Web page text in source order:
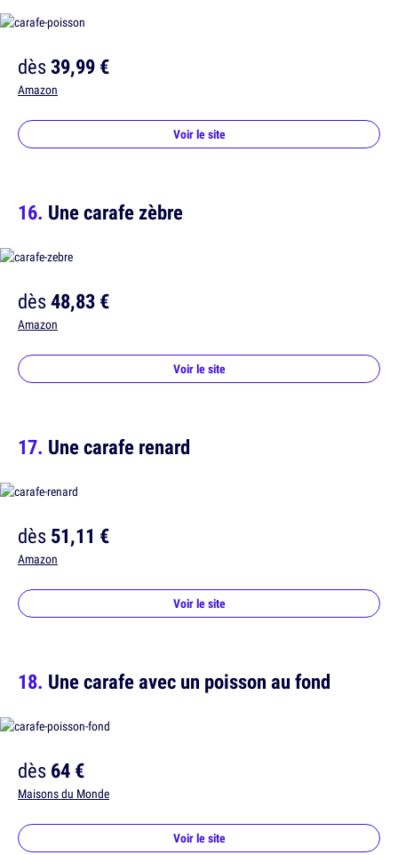
dès39,99 €
Amazon
Voir le site
Une carafe zèbre
dès48,83 €
Amazon
Voir le site
Une carafe renard
dès51,11 €
Amazon
Voir le site
Une carafe avec un poisson au fond
dès64 €
Maisons du Monde
Voir le site